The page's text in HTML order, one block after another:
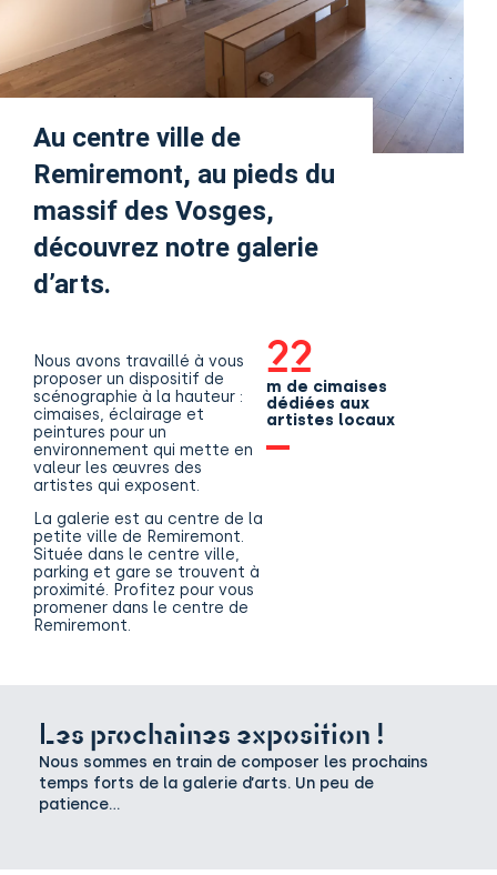
Au centre ville de
Remiremont, au pieds du
massif des Vosges,
découvrez notre galerie
d’arts.
Nous avons travaillé à vous
proposer un dispositif de
scénographie à la hauteur :
cimaises, éclairage et
peintures pour un
environnement qui mette en
valeur les œuvres des
artistes qui exposent.
La galerie est au centre de la
petite ville de Remiremont.
Située dans le centre ville,
parking et gare se trouvent à
proximité. Profitez pour vous
promener dans le centre de
Remiremont.
22
m de cimaises
dédiées aux
artistes locaux
Les prochaines exposition !
Nous sommes en train de composer les prochains
temps forts de la galerie d’arts. Un peu de
patience…